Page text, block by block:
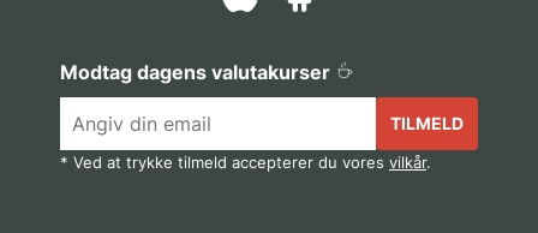
Modtag dagens valutakurser
TILMELD
* Ved at trykke tilmeld accepterer du vores vilkår.